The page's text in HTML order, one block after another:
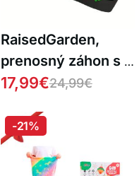
RaisedGarden,
prenosný záhon s 8
samostatnými
17,99€24,99€
-21%